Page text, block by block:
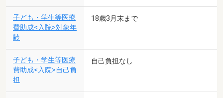
子ども・学生等医療
費助成<入院>対象年
齢
18歳3月末まで
子ども・学生等医療
費助成<入院>自己負
担
自己負担なし